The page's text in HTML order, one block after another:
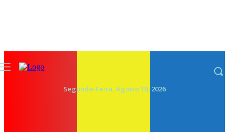
Segunda-Feira, Agosto 10, 2026